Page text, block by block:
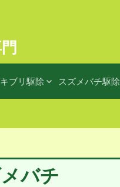
ブリ駆除 スズメバチ駆除
バチ